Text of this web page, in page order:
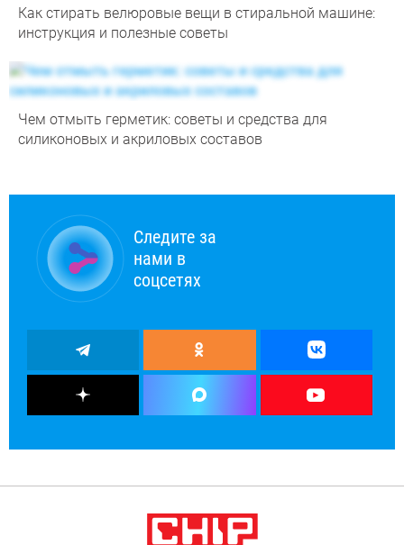
Как стирать велюровые вещи в стиральной машине:
инструкция и полезные советы
Чем отмыть герметик: советы и средства для
силиконовых и акриловых составов
Следите за
нами в
соцсетях